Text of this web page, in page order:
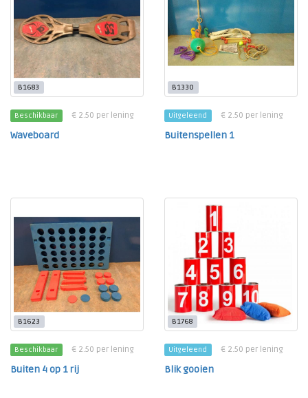
B1683
Beschikbaar € 2.50 per lening
Waveboard
B1330
Uitgeleend € 2.50 per lening
Buitenspellen 1
B1623
Beschikbaar € 2.50 per lening
Buiten 4 op 1 rij
B1768
Uitgeleend € 2.50 per lening
Blik gooien